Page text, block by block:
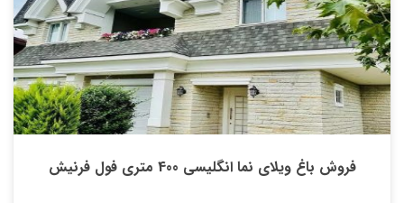
فروش باغ ویلای نما انگلیسی 400 متری فول فرنیش